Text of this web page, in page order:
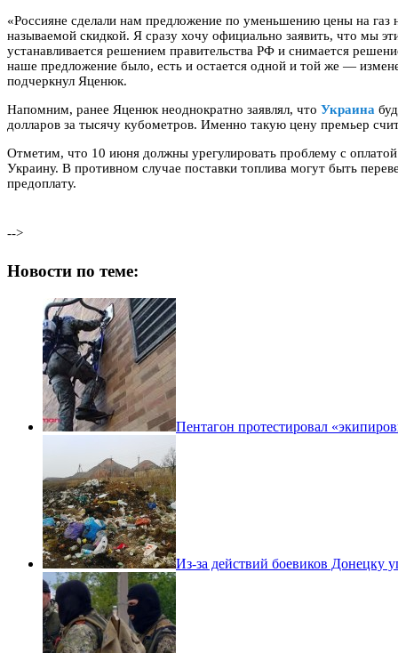
«Россияне сделали нам предложение по уменьшению цены на газ
называемой скидкой. Я сразу хочу официально заявить, что мы
устанавливается решением правительства РФ и снимается
наше предложение было, есть и остается одной и той же —
подчеркнул Яценюк.
Напомним, ранее Яценюк неоднократно заявлял, что Украина
долларов за тысячу кубометров. Именно такую ​​цену премьер
Отметим, что 10 июня должны урегулировать проблему с оплатой
Украину. В противном случае поставки топлива могут быть
предоплату.
-->
Новости по теме:
Пентагон протестировал
Из-за действий боевиков Донецку